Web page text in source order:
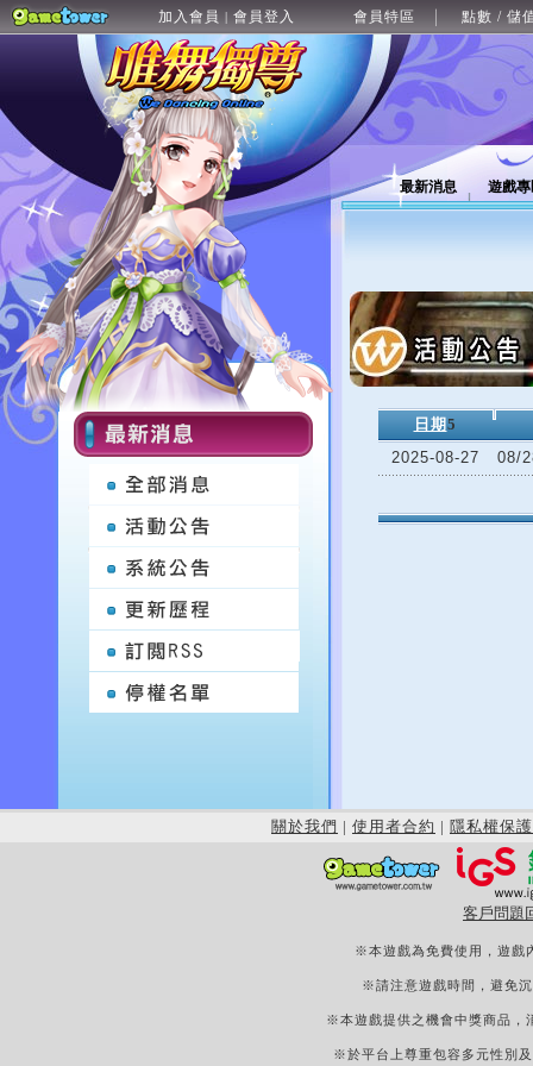
加入會員 | 會員登入 會員特區 點數 / 儲
最新消息 遊戲
日期 5
2025-08-27
08/
關於我們 | 使用者合約 | 隱私權保護
客戶問題
※本遊戲為免費使用，遊戲
※請注意遊戲時間，避免
※本遊戲提供之機會中獎商品，
※於平台上尊重包容多元性別